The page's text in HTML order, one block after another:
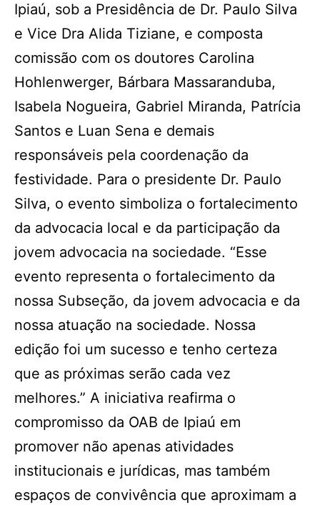
Ipiaú, sob a Presidência de Dr. Paulo Silva
e Vice Dra Alida Tiziane, e composta
comissão com os doutores Carolina
Hohlenwerger, Bárbara Massaranduba,
Isabela Nogueira, Gabriel Miranda, Patrícia
Santos e Luan Sena e demais
responsáveis pela coordenação da
festividade. Para o presidente Dr. Paulo
Silva, o evento simboliza o fortalecimento
da advocacia local e da participação da
jovem advocacia na sociedade. “Esse
evento representa o fortalecimento da
nossa Subseção, da jovem advocacia e da
nossa atuação na sociedade. Nossa
edição foi um sucesso e tenho certeza
que as próximas serão cada vez
melhores.” A iniciativa reafirma o
compromisso da OAB de Ipiaú em
promover não apenas atividades
institucionais e jurídicas, mas também
espaços de convivência que aproximam a